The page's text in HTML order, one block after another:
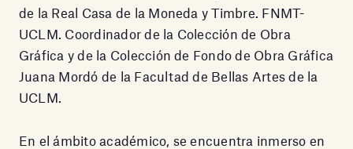
de la Real Casa de la Moneda y Timbre. FNMT-
UCLM. Coordinador de la Colección de Obra
Gráfica y de la Colección de Fondo de Obra Gráfica
Juana Mordó de la Facultad de Bellas Artes de la
UCLM.
En el ámbito académico, se encuentra inmerso en